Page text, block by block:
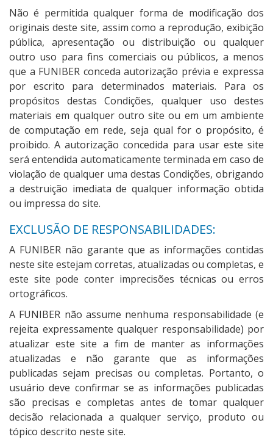
Não é permitida qualquer forma de modificação dos
originais deste site, assim como a reprodução, exibição
pública, apresentação ou distribuição ou qualquer
outro uso para fins comerciais ou públicos, a menos
que a FUNIBER conceda autorização prévia e expressa
por escrito para determinados materiais. Para os
propósitos destas Condições, qualquer uso destes
materiais em qualquer outro site ou em um ambiente
de computação em rede, seja qual for o propósito, é
proibido. A autorização concedida para usar este site
será entendida automaticamente terminada em caso de
violação de qualquer uma destas Condições, obrigando
a destruição imediata de qualquer informação obtida
ou impressa do site.
EXCLUSÃO DE RESPONSABILIDADES:
A FUNIBER não garante que as informações contidas
neste site estejam corretas, atualizadas ou completas, e
este site pode conter imprecisões técnicas ou erros
ortográficos.
A FUNIBER não assume nenhuma responsabilidade (e
rejeita expressamente qualquer responsabilidade) por
atualizar este site a fim de manter as informações
atualizadas e não garante que as informações
publicadas sejam precisas ou completas. Portanto, o
usuário deve confirmar se as informações publicadas
são precisas e completas antes de tomar qualquer
decisão relacionada a qualquer serviço, produto ou
tópico descrito neste site.